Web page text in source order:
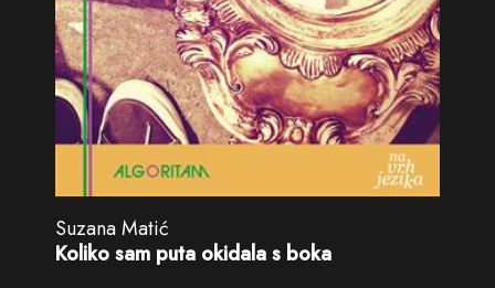
Suzana Matić
Koliko sam puta okidala s boka